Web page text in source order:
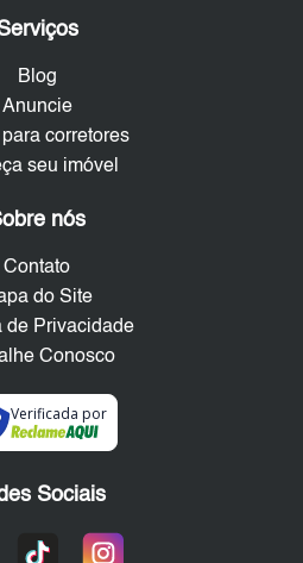
Blog
Anuncie
corretores
seu imóvel
nós
Contato
do Site
de Privacidade
Conosco
Verificada por
Sociais